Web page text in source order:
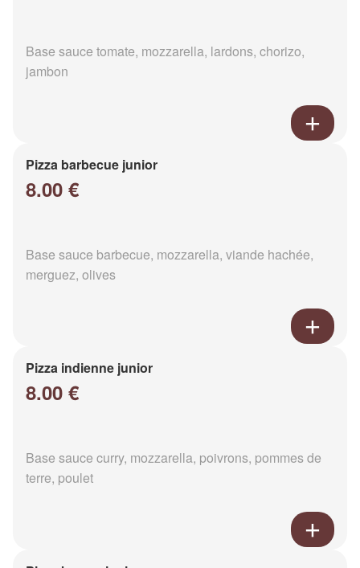
Base sauce tomate, mozzarella, lardons, chorizo,
jambon
Pizza barbecue junior
8.00 €
Base sauce barbecue, mozzarella, viande hachée,
merguez, olives
Pizza indienne junior
8.00 €
Base sauce curry, mozzarella, poivrons, pommes de
terre, poulet